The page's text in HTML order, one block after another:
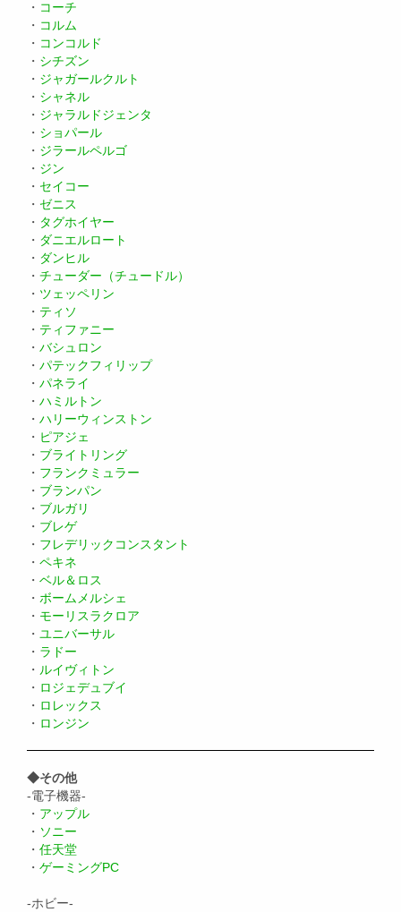
・ コーチ
・ コルム
・ コンコルド
・ シチズン
・ ジャガールクルト
・ シャネル
・ ジャラルドジェンタ
・ ショパール
・ ジラールペルゴ
・ ジン
・ セイコー
・ ゼニス
・ タグホイヤー
・ ダニエルロート
・ ダンヒル
・ チューダー（チュードル）
・ ツェッペリン
・ ティソ
・ ティファニー
・ バシュロン
・ パテックフィリップ
・ パネライ
・ ハミルトン
・ ハリーウィンストン
・ ピアジェ
・ ブライトリング
・ フランクミュラー
・ ブランパン
・ ブルガリ
・ ブレゲ
・ フレデリックコンスタント
・ ペキネ
・ ベル＆ロス
・ ボームメルシェ
・ モーリスラクロア
・ ユニバーサル
・ ラドー
・ ルイヴィトン
・ ロジェデュブイ
・ ロレックス
・ ロンジン
◆その他
-電子機器-
・ アップル
・ ソニー
・ 任天堂
・ ゲーミングPC
-ホビー-